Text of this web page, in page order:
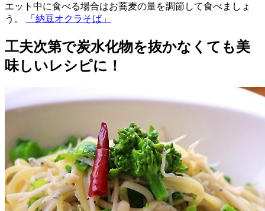
エット中に食べる場合はお蕎麦の量を調節して食べましょ
う。
「納豆オクラそば」
工夫次第で炭水化物を抜かなくても美
味しいレシピに！